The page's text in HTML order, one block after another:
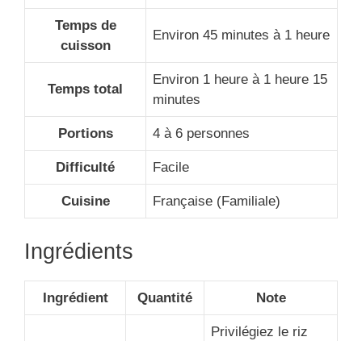
Temps de
cuisson
Environ 45 minutes à 1 heure
Temps total
Environ 1 heure à 1 heure 15
minutes
Portions 4 à 6 personnes
Difficulté Facile
Cuisine Française (Familiale)
Ingrédients
Ingrédient Quantité Note
Privilégiez le riz